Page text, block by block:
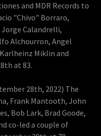
and MDR Records to
"Chivo" Borraro,
Jorge Calandrelli,
Alchourron, Angel
Miklin and
at 83.
28th, 2022) The
Frank Mantooth, John
Bob Lark, Brad Goode,
co-led a couple of